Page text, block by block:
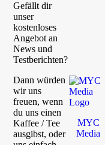
Gefällt dir
unser
kostenloses
Angebot an
News und
Testberichten?
Dann würden
wir uns
freuen, wenn
du uns einen
Kaffee / Tee
ausgibst, oder
MYC
Media